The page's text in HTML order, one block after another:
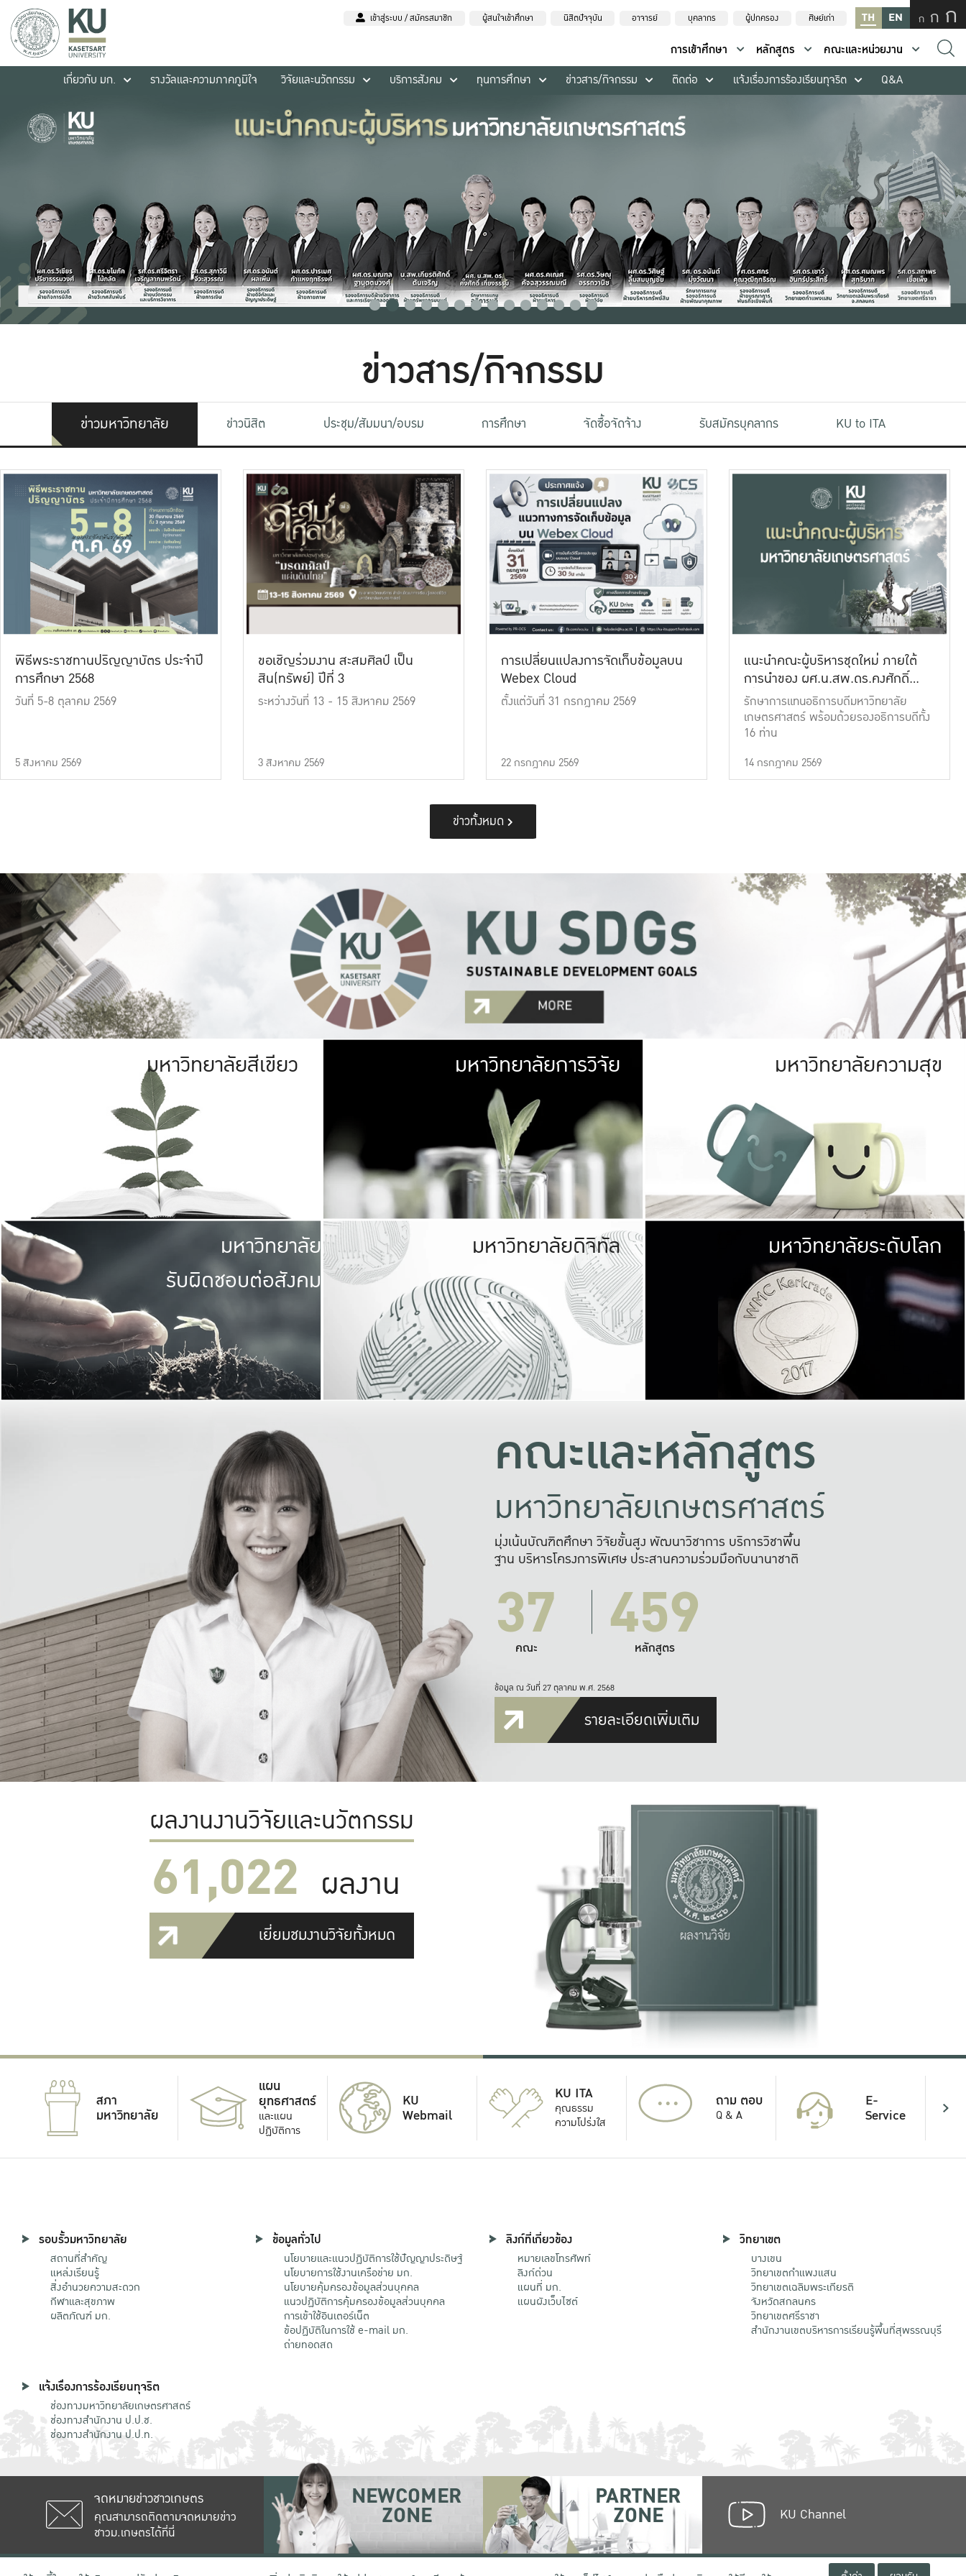
เข้าสู่ระบบ / สมัครสมาชิก ผู้สนใจเข้าศึกษา นิสิตปัจจุบัน อาจารย์ บุคลากร ผู้ปกครอง ศิษย์เก่า TH EN ก ก ก
การเข้าศึกษา หลักสูตร
คณะและหน่วยงาน
เกี่ยวกับ มก.
รางวัลและความภาคภูมิใจ วิจัยและนวัตกรรม บริการสังคม ทุนการศึกษา ข่าวสาร/กิจกรรม ติดต่อ แจ้งเรื่องการร้องเรียนทุจริต Q&A
ข่าวสาร/กิจกรรม
ข่าวมหาวิทยาลัย ข่าวนิสิต ประชุม/สัมมนา/อบรม การศึกษา จัดซื้อจัดจ้าง รับสมัครบุคลากร KU to ITA
พิธีพระราชทานปริญญาบัตร ประจำปี
การศึกษา 2568
วันที่ 5-8 ตุลาคม 2569
5 สิงหาคม 2569
ขอเชิญร่วมงาน สะสมศิลป์ เป็น
สิน(ทรัพย์) ปีที่ 3
ระหว่างวันที่ 13 - 15 สิงหาคม 2569
3 สิงหาคม 2569
การเปลี่ยนแปลงการจัดเก็บข้อมูลบน
Webex Cloud
ตั้งแต่วันที่ 31 กรกฎาคม 2569
22 กรกฎาคม 2569
แนะนำคณะผู้บริหารชุดใหม่ ภายใต้
การนำของ ผศ.น.สพ.ดร.คงศักดิ์
เที่ยงธรรม
รักษาการแทนอธิการบดีมหาวิทยาลัย
เกษตรศาสตร์ พร้อมด้วยรองอธิการบดีทั้ง
16 ท่าน
14 กรกฎาคม 2569
ข่าวทั้งหมด
มหาวิทยาลัยสีเขียว มหาวิทยาลัย
เกษตรศาสตร์ มีพื้นที่เขียวสดใส หนาแน่น
เป็นป่าในเมือง (URBAN FOREST)
เกษตรในเมือง (URBAN AGRICULTURE)
ที่นับรวมกันได้ประมาณ 1,400 ไร่
มหาวิทยาลัยการวิจัย มหาวิทยาลัย
ให้กับประชาชน
มหาวิทยาลัยความสุข
มหาวิทยาลัย
รับผิดชอบต่อสังคม
มหาวิทยาลัยรับผิดชอบต่อสังคม
ร่วมมือกับชุมชน เพื่อความกินดีอยู่ดี
และความสุขอย่างยั่งยืน
มองปัญหาในภาพกว้าง
แก้ไขจากปัญหาจุดเล็กๆ
มหาวิทยาลัยดิจิทัล มหาวิทยา
พร้อมที่จ
และผลักดันในการใช้ระบบส
เพื่อการทำงานแ
มหาวิทยาลัยระดับโลก
คณะและหลักสูตร
มหาวิทยาลัยเกษตรศาสตร์
มุ่งเน้นบัณฑิตศึกษา วิจัยขั้นสูง พัฒนาวิชาการ บริการวิชาพื้น
ฐาน บริหารโครงการพิเศษ ประสานความร่วมมือกับนานาชาติ
37
คณะ 459
หลักสูตร
ข้อมูล ณ วันที่ 27 ตุลาคม พ.ศ. 2568
รายละเอียดเพิ่มเติม
ผลงานงานวิจัยและนวัตกรรม
61,022 ผลงาน
เยี่ยมชมงานวิจัยทั้งหมด
สภา
มหาวิทยาลัย
แผน
ยุทธศาสตร์
และแผน
ปฏิบัติการ
KU
Webmail
KU ITA
คุณธรรม
ความโปร่งใส
... ถาม ตอบ
Q & A
E-
Service
รอบรั้วมหาวิทยาลัย
สถานที่สำคัญ
แหล่งเรียนรู้
สิ่งอำนวยความสะดวก
กีฬาและสุขภาพ
ผลิตภัณฑ์ มก.
ข้อมูลทั่วไป
นโยบายและแนวปฏิบัติการใช้ปัญญาประดิษฐ์
นโยบายการใช้งานเครือข่าย มก.
นโยบายคุ้มครองข้อมูลส่วนบุคคล
แนวปฏิบัติการคุ้มครองข้อมูลส่วนบุคคล
การเข้าใช้อินเตอร์เน็ต
ข้อปฏิบัติในการใช้ e-mail มก.
ถ่ายทอดสด
ลิงก์ที่เกี่ยวข้อง
หมายเลขโทรศัพท์
ลิงก์ด่วน
แผนที่ มก.
แผนผังเว็บไซต์
วิทยาเขต
บางเขน
วิทยาเขตกําแพงแสน
วิทยาเขตเฉลิมพระเกียรติ
จังหวัดสกลนคร
วิทยาเขตศรีราชา
สำนักงานเขตบริหารการเรียนรู้พื้นที่สุพรรณบุรี
แจ้งเรื่องการร้องเรียนทุจริต
ช่องทางมหาวิทยาลัยเกษตรศาสตร์
ช่องทางสำนักงาน ป.ป.ช.
ช่องทางสำนักงาน ป.ป.ท.
จดหมายข่าวชาวเกษตร
คุณสามารถติดตามจดหมายข่าว
ชาวม.เกษตรได้ที่นี่
NEWCOMER
ZONE
PARTNER
ZONE KU Channel